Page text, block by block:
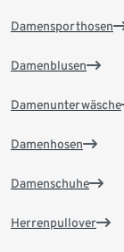
Damensporthosen
Damenblusen
Damenunterwäsche
Damenhosen
Damenschuhe
Herrenpullover